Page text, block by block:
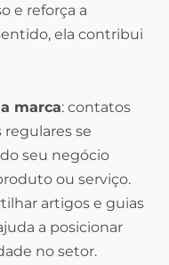
e reforça a
ela contribui
marca: contatos
se
seu negócio
ou serviço.
artigos e guias
a posicionar
no setor.